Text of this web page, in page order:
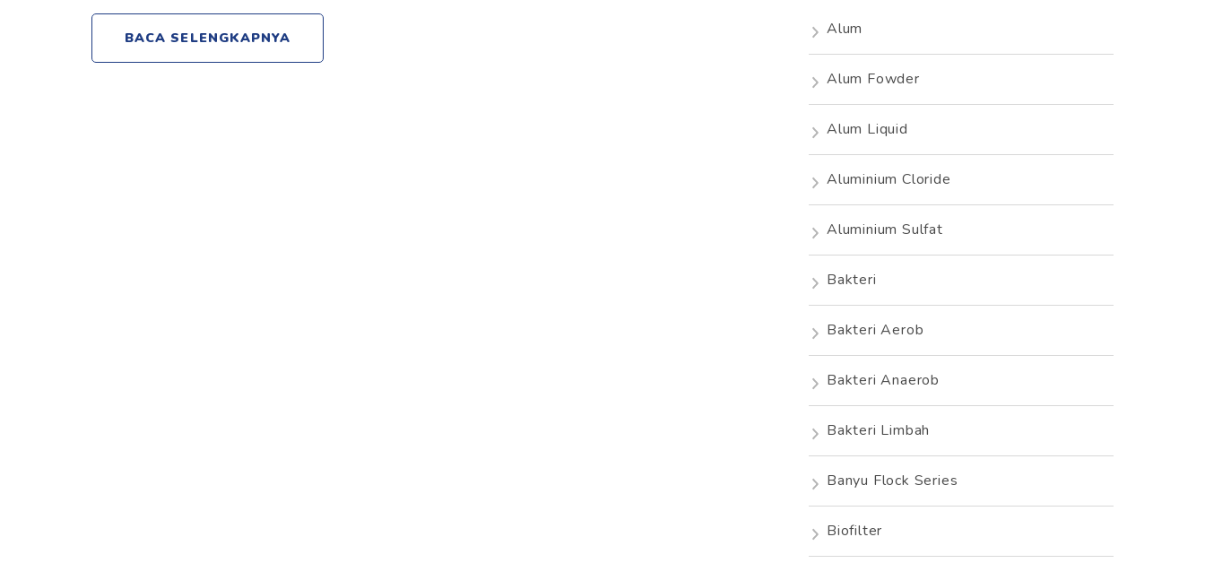
BACA SELENGKAPNYA Alum
Alum Fowder
Alum Liquid
Aluminium Cloride
Aluminium Sulfat
Bakteri
Bakteri Aerob
Bakteri Anaerob
Bakteri Limbah
Banyu Flock Series
Biofilter